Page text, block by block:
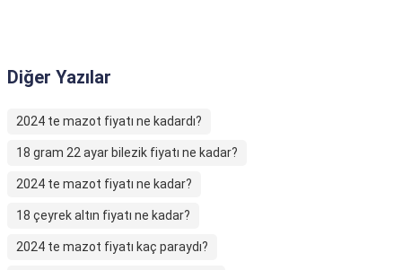
Diğer Yazılar
2024 te mazot fiyatı ne kadardı?
18 gram 22 ayar bilezik fiyatı ne kadar?
2024 te mazot fiyatı ne kadar?
18 çeyrek altın fiyatı ne kadar?
2024 te mazot fiyatı kaç paraydı?